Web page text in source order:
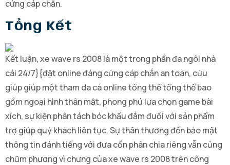
cứng cáp chắn.
Tổng Kết
Kết luận, xe wave rs 2008 là một trong phần đa ngôi nhà
cái 24/7}{đặt online đáng cứng cáp chắn an toàn, cứu
giúp giúp một tham da cá online tổng thể tổng thể bao
gồm ngoại hình thân mật, phong phú lựa chọn game bài
xích, sự kiện phân tách bóc khấu đắm đuối với sản phẩm
trợ giúp quý khách liên tục. Sự thân thương đến bảo mật
thông tin đánh tiếng với đưa cồn phân chia riêng vẫn củng
chũm phương vì chưng của xe wave rs 2008 trên công